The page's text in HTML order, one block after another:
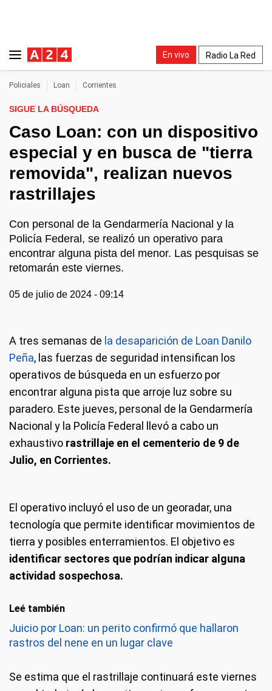
En vivo Radio La Red
Policiales Loan Corrientes
SIGUE LA BÚSQUEDA
Caso Loan: con un dispositivo
especial y en busca de "tierra
removida", realizan nuevos
rastrillajes
Con personal de la Gendarmería Nacional y la
Policía Federal, se realizó un operativo para
encontrar alguna pista del menor. Las pesquisas se
retomarán este viernes.
05 de julio de 2024 - 09:14
A tres semanas de la desaparición de Loan Danilo
Peña, las fuerzas de seguridad intensifican los
operativos de búsqueda en un esfuerzo por
encontrar alguna pista que arroje luz sobre su
paradero. Este jueves, personal de la Gendarmería
Nacional y la Policía Federal llevó a cabo un
exhaustivo rastrillaje en el cementerio de 9 de
Julio, en Corrientes.
El operativo incluyó el uso de un georadar, una
tecnología que permite identificar movimientos de
tierra y posibles enterramientos. El objetivo es
identificar sectores que podrían indicar alguna
actividad sospechosa.
Leé también
Juicio por Loan: un perito confirmó que hallaron
rastros del nene en un lugar clave
Se estima que el rastrillaje continuará este viernes